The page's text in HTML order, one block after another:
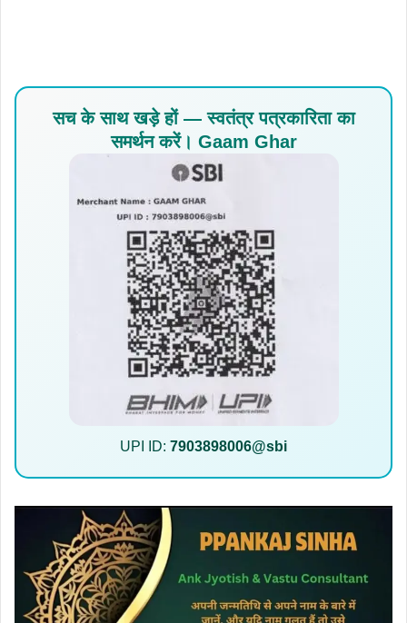
सच के साथ खड़े हों — स्वतंत्र पत्रकारिता का
समर्थन करें। Gaam Ghar
UPI ID: 7903898006@sbi